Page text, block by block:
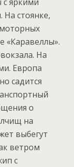
На стоянке,
«Каравеллы».
На
Европа
садится
о
на
выбегут
ветром
с